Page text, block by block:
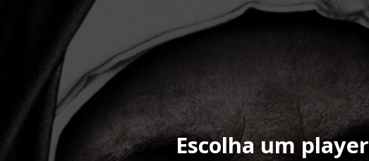
Escolha um player